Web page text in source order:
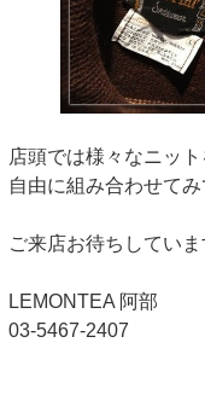
店頭では様々なニッ
自由に組み合わせてみ
ご来店お待ちしていま
LEMONTEA 阿部
03-5467-2407